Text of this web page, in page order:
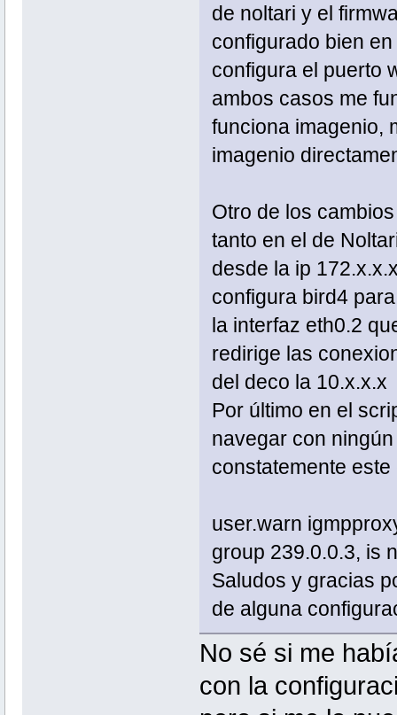
de noltari y el
configurado bien
configura el puerto
ambos casos me
funciona imagenio,
imagenio
Otro de los
tanto en el de
desde la ip
configura bird4
la interfaz eth0.2
redirige las
del deco la 10.x.x.x
Por último en el
navegar con
constatemente este
user.warn
group 239.0.0.3, is
Saludos y gracias
de alguna
No sé si me
con la